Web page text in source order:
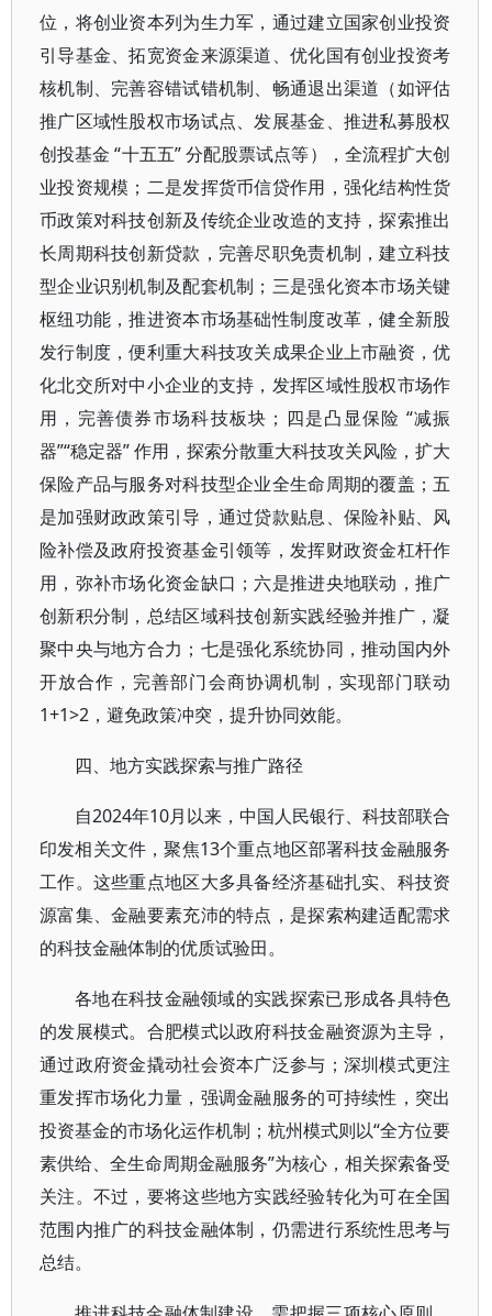
位，将创业资本列为生力军，通过建立国家创业投资
引导基金、拓宽资金来源渠道、优化国有创业投资考
核机制、完善容错试错机制、畅通退出渠道（如评估
推广区域性股权市场试点、发展基金、推进私募股权
创投基金 “十五五” 分配股票试点等），全流程扩大创
业投资规模；二是发挥货币信贷作用，强化结构性货
币政策对科技创新及传统企业改造的支持，探索推出
长周期科技创新贷款，完善尽职免责机制，建立科技
型企业识别机制及配套机制；三是强化资本市场关键
枢纽功能，推进资本市场基础性制度改革，健全新股
发行制度，便利重大科技攻关成果企业上市融资，优
化北交所对中小企业的支持，发挥区域性股权市场作
用，完善债券市场科技板块；四是凸显保险 “减振
器”“稳定器” 作用，探索分散重大科技攻关风险，扩大
保险产品与服务对科技型企业全生命周期的覆盖；五
是加强财政政策引导，通过贷款贴息、保险补贴、风
险补偿及政府投资基金引领等，发挥财政资金杠杆作
用，弥补市场化资金缺口；六是推进央地联动，推广
创新积分制，总结区域科技创新实践经验并推广，凝
聚中央与地方合力；七是强化系统协同，推动国内外
开放合作，完善部门会商协调机制，实现部门联动
1+1>2，避免政策冲突，提升协同效能。
四、地方实践探索与推广路径
自2024年10月以来，中国人民银行、科技部联合
印发相关文件，聚焦13个重点地区部署科技金融服务
工作。这些重点地区大多具备经济基础扎实、科技资
源富集、金融要素充沛的特点，是探索构建适配需求
的科技金融体制的优质试验田。
各地在科技金融领域的实践探索已形成各具特色
的发展模式。合肥模式以政府科技金融资源为主导，
通过政府资金撬动社会资本广泛参与；深圳模式更注
重发挥市场化力量，强调金融服务的可持续性，突出
投资基金的市场化运作机制；杭州模式则以“全方位要
素供给、全生命周期金融服务”为核心，相关探索备受
关注。不过，要将这些地方实践经验转化为可在全国
范围内推广的科技金融体制，仍需进行系统性思考与
总结。